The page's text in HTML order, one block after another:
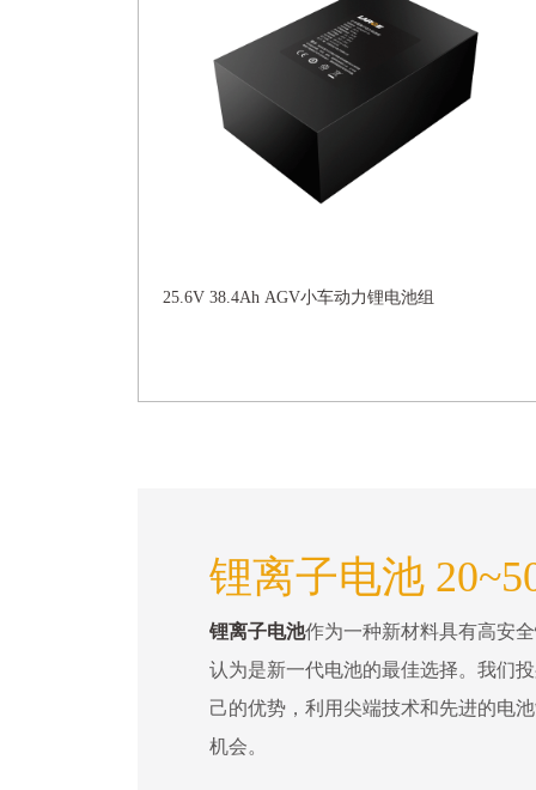
25.6V 38.4Ah AGV小车动力锂电池组
锂离子电池
锂离子电池作为一种新材料具有高安
认为是新一代电池的最佳选择。我们
己的优势，利用尖端技术和先进的电
机会。